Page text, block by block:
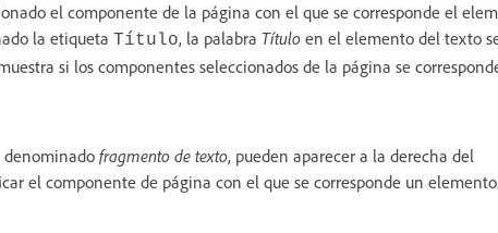
el componente de la página con el que se corresponde el
la etiqueta Título, la palabra Título en el elemento del texto
si los componentes seleccionados de la página se
denominado fragmento de texto, pueden aparecer a la derecha del
el componente de página con el que se corresponde un elemento.